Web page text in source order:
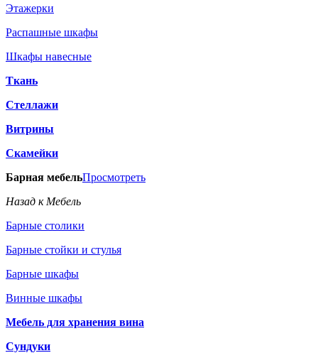
Этажерки
Распашные шкафы
Шкафы навесные
Ткань
Стеллажи
Витрины
Скамейки
Барная мебельПросмотреть
Назад к Мебель
Барные столики
Барные стойки и стулья
Барные шкафы
Винные шкафы
Мебель для хранения вина
Сундуки